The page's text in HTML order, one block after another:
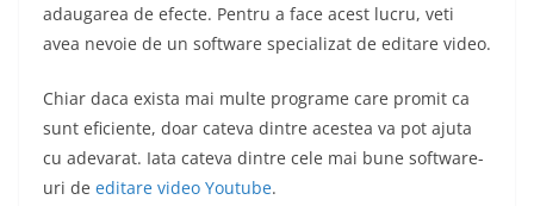
adaugarea de efecte. Pentru a face acest lucru, veti
avea nevoie de un software specializat de editare video.
Chiar daca exista mai multe programe care promit ca
sunt eficiente, doar cateva dintre acestea va pot ajuta
cu adevarat. Iata cateva dintre cele mai bune software-
uri de editare video Youtube.